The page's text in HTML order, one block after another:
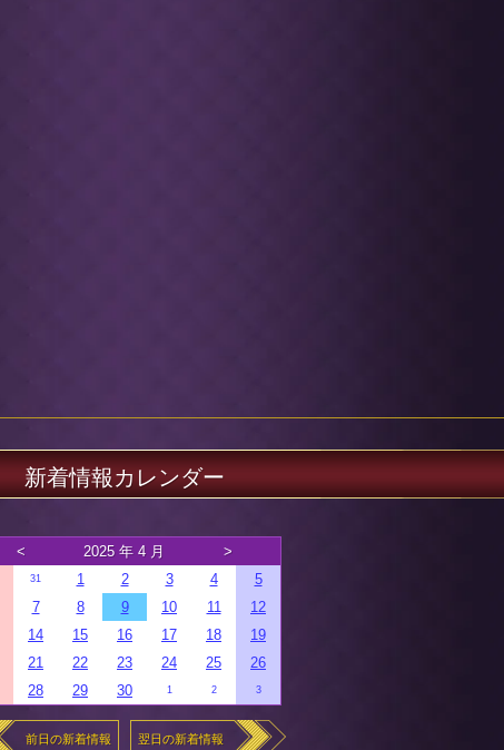
新着情報カレンダー
< 2025 年 4 月 >
31 1 2 3 4
5
7 8 9 10 11
12
14 15 16 17 18
19
21 22 23 24 25
26
28 29 30 1 2 3
前日の新着情報 翌日の新着情報